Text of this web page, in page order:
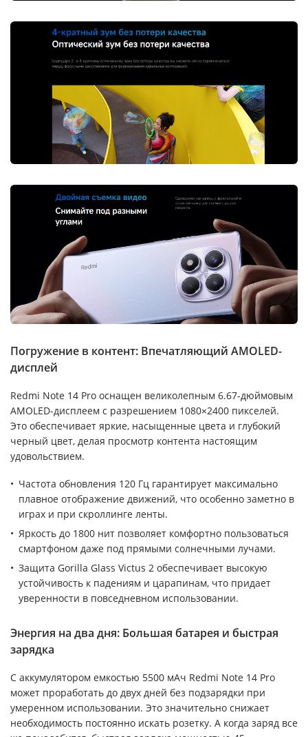
Погружение в контент: Впечатляющий AMOLED-
дисплей
Redmi Note 14 Pro оснащен великолепным 6.67-дюймовым
AMOLED-дисплеем с разрешением 1080×2400 пикселей.
Это обеспечивает яркие, насыщенные цвета и глубокий
черный цвет, делая просмотр контента настоящим
удовольствием.
Частота обновления 120 Гц гарантирует максимально
плавное отображение движений, что особенно заметно в
играх и при скроллинге ленты.
Яркость до 1800 нит позволяет комфортно пользоваться
смартфоном даже под прямыми солнечными лучами.
Защита Gorilla Glass Victus 2 обеспечивает высокую
устойчивость к падениям и царапинам, что придает
уверенности в повседневном использовании.
Энергия на два дня: Большая батарея и быстрая
зарядка
С аккумулятором емкостью 5500 мАч Redmi Note 14 Pro
может проработать до двух дней без подзарядки при
умеренном использовании. Это значительно снижает
необходимость постоянно искать розетку. А когда заряд все